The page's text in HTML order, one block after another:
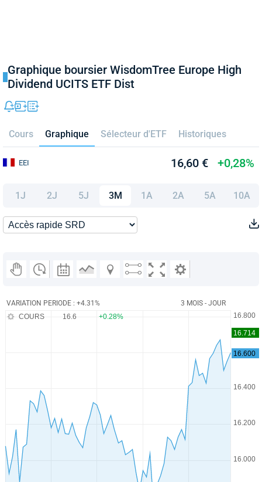
Graphique boursier WisdomTree Europe High
Dividend UCITS ETF Dist
Cours Graphique Sélecteur d'ETF Historiques
EEI 16,60 € +0,28%
1J 2J 5J 3M 1A 2A 5A 10A
VARIATION PERIODE : +4.31% 3 MOIS - JOUR
COURS 16.6 +0.28%